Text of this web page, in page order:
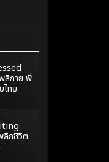
ลีกาย พี่
ไทย
กชีวิต